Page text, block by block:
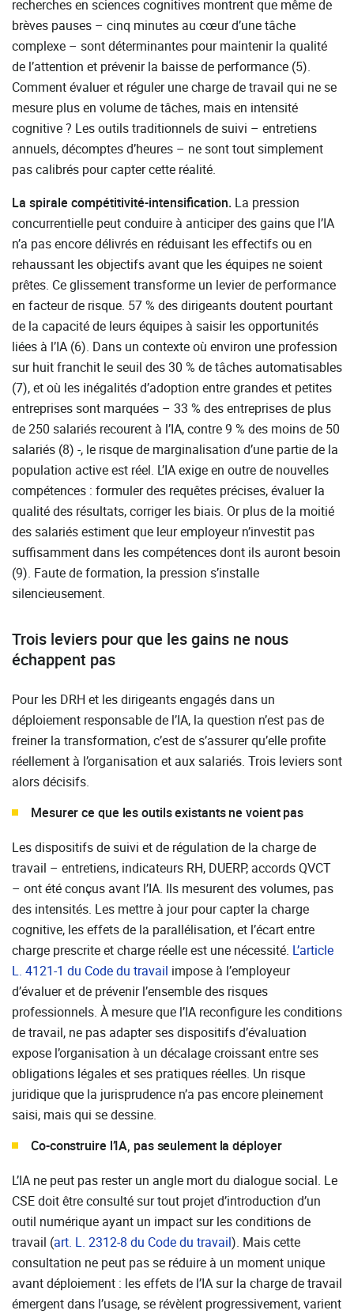
recherches en sciences cognitives montrent que même de
brèves pauses – cinq minutes au cœur d’une tâche
complexe – sont déterminantes pour maintenir la qualité
de l’attention et prévenir la baisse de performance (5).
Comment évaluer et réguler une charge de travail qui ne se
mesure plus en volume de tâches, mais en intensité
cognitive ? Les outils traditionnels de suivi – entretiens
annuels, décomptes d’heures – ne sont tout simplement
pas calibrés pour capter cette réalité.
La spirale compétitivité-intensification. La pression
concurrentielle peut conduire à anticiper des gains que l’IA
n’a pas encore délivrés en réduisant les effectifs ou en
rehaussant les objectifs avant que les équipes ne soient
prêtes. Ce glissement transforme un levier de performance
en facteur de risque. 57 % des dirigeants doutent pourtant
de la capacité de leurs équipes à saisir les opportunités
liées à l’IA (6). Dans un contexte où environ une profession
sur huit franchit le seuil des 30 % de tâches automatisables
(7), et où les inégalités d’adoption entre grandes et petites
entreprises sont marquées – 33 % des entreprises de plus
de 250 salariés recourent à l’IA, contre 9 % des moins de 50
salariés (8) -, le risque de marginalisation d’une partie de la
population active est réel. L’IA exige en outre de nouvelles
compétences : formuler des requêtes précises, évaluer la
qualité des résultats, corriger les biais. Or plus de la moitié
des salariés estiment que leur employeur n’investit pas
suffisamment dans les compétences dont ils auront besoin
(9). Faute de formation, la pression s’installe
silencieusement.
Trois leviers pour que les gains ne nous
échappent pas
Pour les DRH et les dirigeants engagés dans un
déploiement responsable de l’IA, la question n’est pas de
freiner la transformation, c’est de s’assurer qu’elle profite
réellement à l’organisation et aux salariés. Trois leviers sont
alors décisifs.
Mesurer ce que les outils existants ne voient pas
Les dispositifs de suivi et de régulation de la charge de
travail – entretiens, indicateurs RH, DUERP, accords QVCT
– ont été conçus avant l’IA. Ils mesurent des volumes, pas
des intensités. Les mettre à jour pour capter la charge
cognitive, les effets de la parallélisation, et l’écart entre
charge prescrite et charge réelle est une nécessité. L’article
L. 4121-1 du Code du travail impose à l’employeur
d’évaluer et de prévenir l’ensemble des risques
professionnels. À mesure que l’IA reconfigure les conditions
de travail, ne pas adapter ses dispositifs d’évaluation
expose l’organisation à un décalage croissant entre ses
obligations légales et ses pratiques réelles. Un risque
juridique que la jurisprudence n’a pas encore pleinement
saisi, mais qui se dessine.
Co-construire l’IA, pas seulement la déployer
L’IA ne peut pas rester un angle mort du dialogue social. Le
CSE doit être consulté sur tout projet d’introduction d’un
outil numérique ayant un impact sur les conditions de
travail (art. L. 2312-8 du Code du travail). Mais cette
consultation ne peut pas se réduire à un moment unique
avant déploiement : les effets de l’IA sur la charge de travail
émergent dans l’usage, se révèlent progressivement, varient